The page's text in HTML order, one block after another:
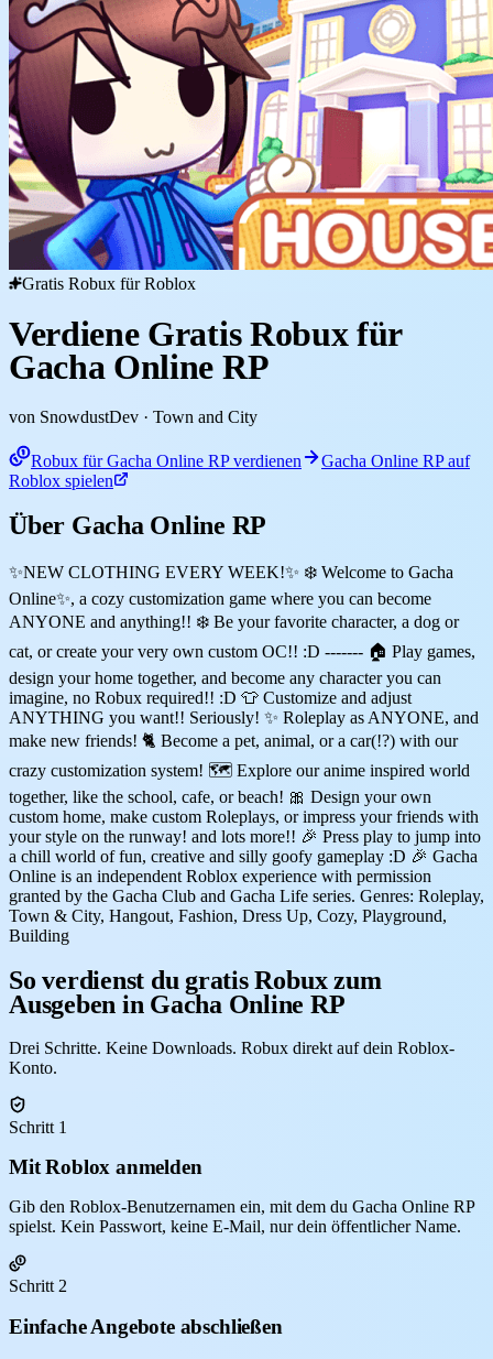
Gratis Robux für Roblox
Verdiene Gratis Robux für
Gacha Online RP
von SnowdustDev · Town and City
Robux für Gacha Online RP verdienen
Gacha Online RP auf
Roblox spielen
Über Gacha Online RP
✨NEW CLOTHING EVERY WEEK!✨ ❄️ Welcome to Gacha
Online✨, a cozy customization game where you can become
ANYONE and anything!! ❄️ Be your favorite character, a dog or
cat, or create your very own custom OC!! :D ------- 🏠 Play games,
design your home together, and become any character you can
imagine, no Robux required!! :D 👕 Customize and adjust
ANYTHING you want!! Seriously! ✨ Roleplay as ANYONE, and
make new friends! 🐈 Become a pet, animal, or a car(!?) with our
crazy customization system! 🗺️ Explore our anime inspired world
together, like the school, cafe, or beach! 🎀 Design your own
custom home, make custom Roleplays, or impress your friends with
your style on the runway! and lots more!! 🎉 Press play to jump into
a chill world of fun, creative and silly goofy gameplay :D 🎉 Gacha
Online is an independent Roblox experience with permission
granted by the Gacha Club and Gacha Life series. Genres: Roleplay,
Town & City, Hangout, Fashion, Dress Up, Cozy, Playground,
Building
So verdienst du gratis Robux zum
Ausgeben in Gacha Online RP
Drei Schritte. Keine Downloads. Robux direkt auf dein Roblox-
Konto.
Schritt 1
Mit Roblox anmelden
Gib den Roblox-Benutzernamen ein, mit dem du Gacha Online RP
spielst. Kein Passwort, keine E-Mail, nur dein öffentlicher Name.
Schritt 2
Einfache Angebote abschließen